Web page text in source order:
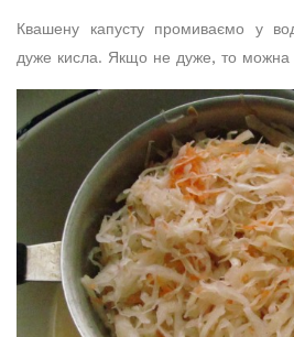
Квашену капусту промиваємо у
дуже кисла. Якщо не дуже, то можна